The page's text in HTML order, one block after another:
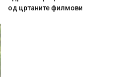
од цртаните филмови